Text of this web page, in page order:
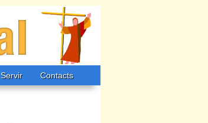
Servir Contacts